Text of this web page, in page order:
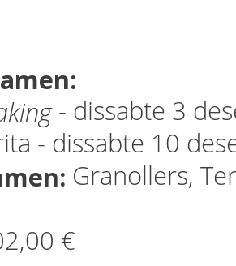
- dissabte 3
- dissabte 10
Granollers,
€